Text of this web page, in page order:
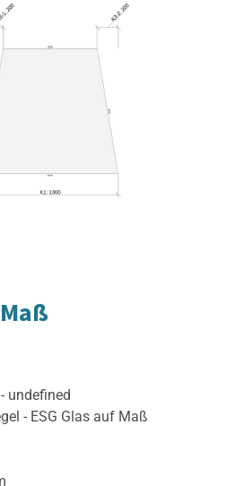
undefined
- ESG Glas auf Maß